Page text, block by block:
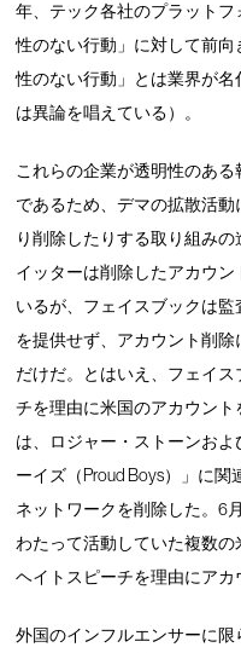
年、テック各社のプラット
性のない行動」に対して前
性のない行動」とは業界が
は異論を唱えている）。
これらの企業が透明性のあ
であるため、デマの拡散活
り削除したりする取り組み
イッターは削除したアカウ
いるが、フェイスブックは
を提供せず、アカウント削
だけだ。とはいえ、フェイ
チを理由に米国のアカウン
は、ロジャー・ストーンお
ーイズ（Proud Boys）」に
ネットワークを削除した。6
わたって活動していた複数
ヘイトスピーチを理由にアカ
外国のインフルエンサーに